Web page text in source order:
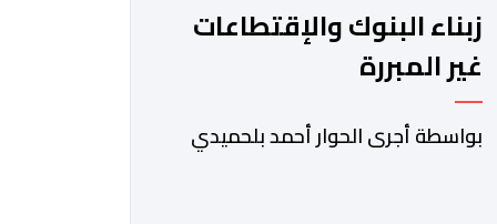
زبناء البنوك والإقتطاعات
غير المبررة
بواسطة أجرى الحوار أحمد بلحميدي